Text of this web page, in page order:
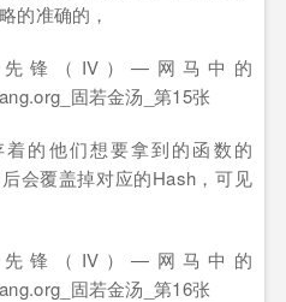
的准确的，
的他们想要拿到的函数的
会覆盖掉对应的Hash，可见